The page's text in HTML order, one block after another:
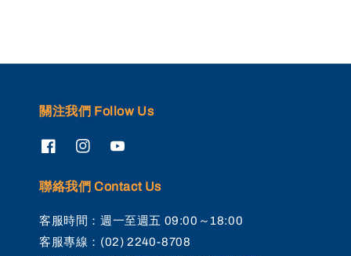
關注我們 Follow Us
聯絡我們 Contact Us
客服時間：週一至週五 09:00～18:00
客服專線：(02) 2240-8708